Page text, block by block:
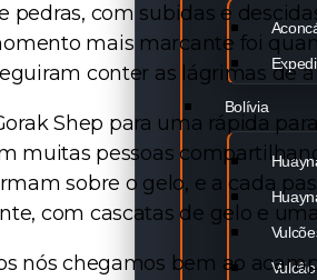
Bolívia
pedras, com subidas e
mais marcante foi
conter as lágrimas de
Shep para uma rápida
muitas pessoas
sobre o gelo, e a cada
com cascatas de gelo e
nós chegamos bem ao